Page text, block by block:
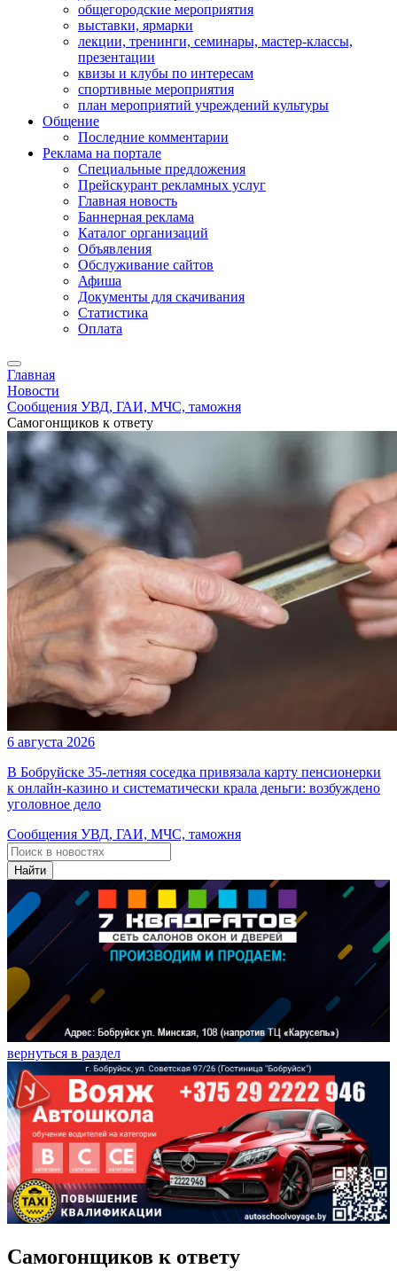
общегородские мероприятия
выставки, ярмарки
лекции, тренинги, семинары, мастер-классы,
презентации
квизы и клубы по интересам
спортивные мероприятия
план мероприятий учреждений культуры
Общение
Последние комментарии
Реклама на портале
Специальные предложения
Прейскурант рекламных услуг
Главная новость
Баннерная реклама
Каталог организаций
Объявления
Обслуживание сайтов
Афиша
Документы для скачивания
Статистика
Оплата
Главная
Новости
Сообщения УВД, ГАИ, МЧС, таможня
Самогонщиков к ответу
6 августа 2026
В Бобруйске 35-летняя соседка привязала карту пенсионерки
к онлайн-казино и систематически крала деньги: возбуждено
уголовное дело
Сообщения УВД, ГАИ, МЧС, таможня
Найти
вернуться в раздел
Самогонщиков к ответу